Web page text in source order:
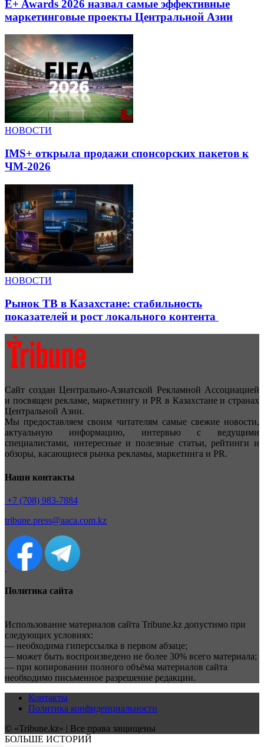
E+ Awards 2026 назвал самые эффективные
маркетинговые проекты Центральной Азии
НОВОСТИ
IMS+ открыла продажи спонсорских пакетов к
ЧМ-2026
НОВОСТИ
Рынок ТВ в Казахстане: стабильность
показателей и рост локального контента
Сайт создан Центрально-Азиатской Рекламной Ассоциацией
и посвящен рекламе, маркетингу и PR в Казахстане и странах
Центральной Азии.
Мы предоставляем своим читателям самые свежие новости,
актуальную информацию, интервью с ведущими
специалистами, интересные и полезные статьи, рейтинги и
обзоры, касающиеся рынка рекламы, маркетинга и PR.
Наши контакты
+7 (708) 983-7884
tribune.press@aaca.com.kz
Политика сайта
Использование материалов сайта Tribune.kz допустимо при
следующих условиях:
— необходима гиперссылка в первом абзаце;
— может быть воспроизведено не более 30% всего материала;
— при копировании полного объёма материалов сайта
необходимо письменное разрешение редакции.
Контакты
Политика конфиденциальности
© «Tribune.kz» | Все права защищены
БОЛЬШЕ ИСТОРИЙ